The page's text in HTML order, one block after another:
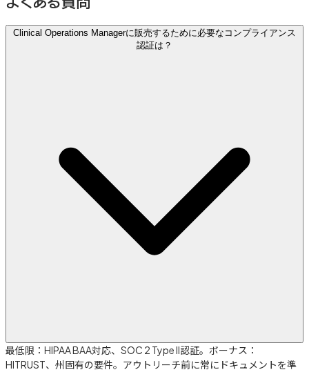
Clinical Operations Managerに販売するために必要なコンプライアンス
認証は？
最低限：HIPAA BAA対応、SOC 2 Type II認証。ボーナス：
HITRUST、州固有の要件。アウトリーチ前に常にドキュメントを準